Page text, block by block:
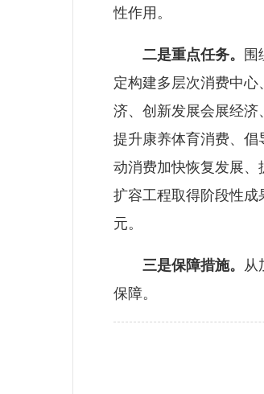
性作用。
二是重点任务。
围
定构建多层次消费中
济、创新发展会展经济
提升康养体育消费、倡
动消费加快恢复发展、
扩容工程取得阶段性成
元。
三是保障措施。 从
保障。